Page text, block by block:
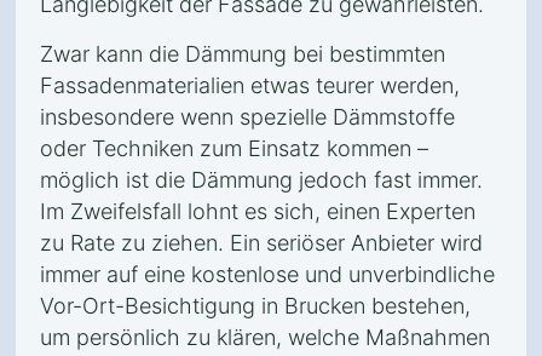
Zwar kann die Dämmung bei bestimmten
Fassadenmaterialien etwas teurer werden,
insbesondere wenn spezielle Dämmstoffe
oder Techniken zum Einsatz kommen –
möglich ist die Dämmung jedoch fast immer.
Im Zweifelsfall lohnt es sich, einen Experten
zu Rate zu ziehen. Ein seriöser Anbieter wird
immer auf eine kostenlose und unverbindliche
Vor-Ort-Besichtigung in Brucken bestehen,
um persönlich zu klären, welche Maßnahmen